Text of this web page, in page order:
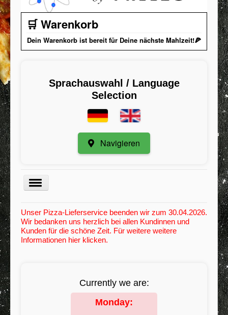
🛒 Warenkorb
Dein Warenkorb ist bereit für Deine nächste Mahlzeit!🍕
Sprachauswahl / Language
Selection
Navigieren
Menu
Kategorie
Registrieren
Mindestbestellwert
Kontakt / Anregungen
Unser Pizza-Lieferservice beenden wir zum 30.04.2026.
Wir bedanken uns herzlich bei allen Kundinnen und
Kunden für die schöne Zeit. Für weitere weitere
Informationen hier klicken.
Currently we are:
Monday: